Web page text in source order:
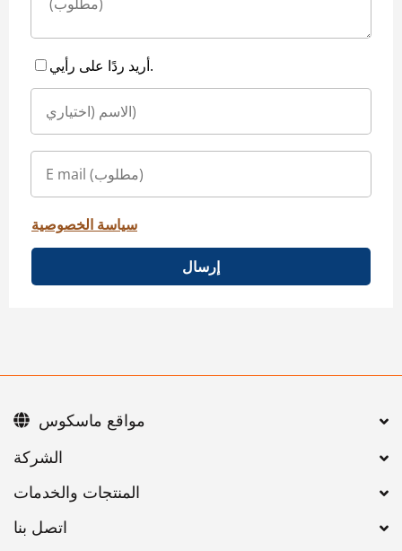
أريد ردًا على رأيي.
سياسة الخصوصية
إرسال
اتصل بنا
مواقع ماسكوس